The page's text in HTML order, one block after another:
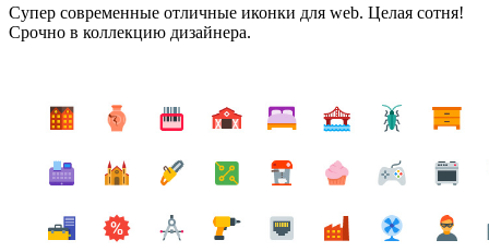
Супер современные отличные иконки для web. Целая сотня!
Срочно в коллекцию дизайнера.